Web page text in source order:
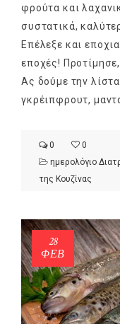
φρούτα και
συστατικά,
Επέλεξε και
εποχές!
Ας δούμε την
γκρέιπφρουτ,
0
0
ημερολόγιο
της Κουζίνας
28
ΦΕΒ